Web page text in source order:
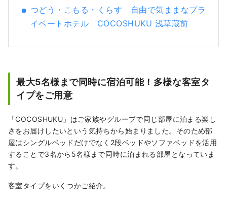
つどう・こもる・くらす 自由で気ままなプラ
イベートホテル COCOSHUKU 浅草蔵前
最大5名様まで同時に宿泊可能！多様な客室タ
イプをご用意
「COCOSHUKU」はご家族やグループで同じ部屋に泊まる楽し
さをお届けしたいという気持ちから始まりました。そのため部
屋はシングルベッドだけでなく2段ベッドやソファベッドを活用
することで3名から5名様まで同時に泊まれる部屋となっていま
す。
客室タイプをいくつかご紹介。